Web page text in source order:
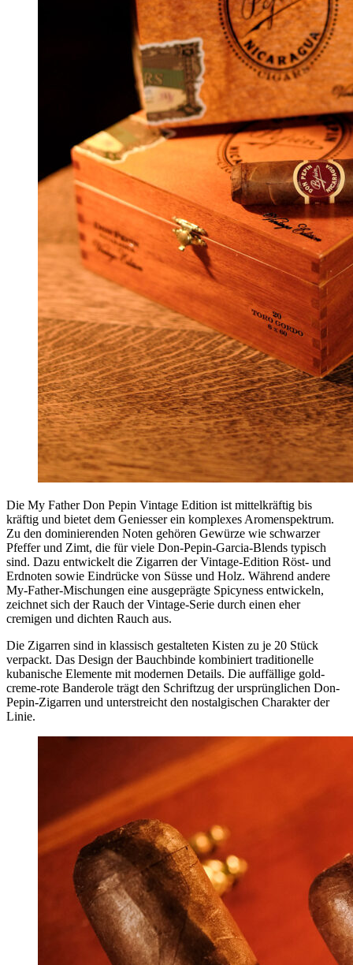
Die My Father Don Pepin Vintage Edition ist mittelkräftig bis
kräftig und bietet dem Geniesser ein komplexes Aromenspektrum.
Zu den dominierenden Noten gehören Gewürze wie schwarzer
Pfeffer und Zimt, die für viele Don-Pepin-Garcia-Blends typisch
sind. Dazu entwickelt die Zigarren der Vintage-Edition Röst- und
Erdnoten sowie Eindrücke von Süsse und Holz. Während andere
My-Father-Mischungen eine ausgeprägte Spicyness entwickeln,
zeichnet sich der Rauch der Vintage-Serie durch einen eher
cremigen und dichten Rauch aus.
Die Zigarren sind in klassisch gestalteten Kisten zu je 20 Stück
verpackt. Das Design der Bauchbinde kombiniert traditionelle
kubanische Elemente mit modernen Details. Die auffällige gold-
creme-rote Banderole trägt den Schriftzug der ursprünglichen Don-
Pepin-Zigarren und unterstreicht den nostalgischen Charakter der
Linie.